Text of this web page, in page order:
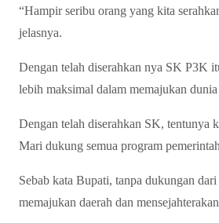
“Hampir seribu orang yang kita
jelasnya.
Dengan telah diserahkan nya SK P3K
lebih maksimal dalam memajukan
Dengan telah diserahkan SK, tentunya
Mari dukung semua program
Sebab kata Bupati, tanpa dukungan
memajukan daerah dan